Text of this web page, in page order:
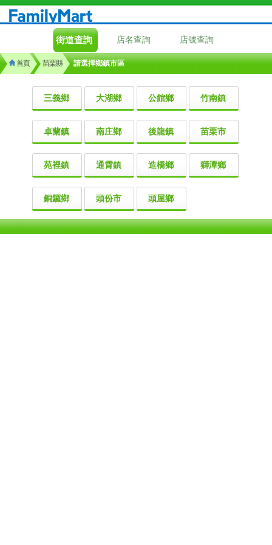
街道查詢 店名查詢 店號查詢
首頁 苗栗縣 請選擇鄉鎮市區
三義鄉 大湖鄉 公館鄉 竹南鎮
卓蘭鎮 南庄鄉 後龍鎮 苗栗市
苑裡鎮 通霄鎮 造橋鄉 獅潭鄉
銅鑼鄉 頭份市 頭屋鄉